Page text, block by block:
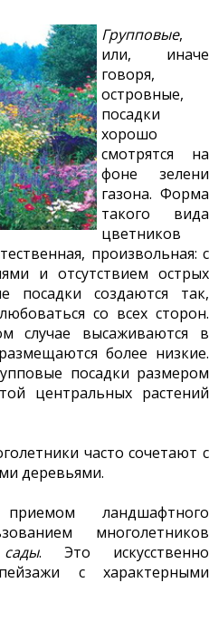
Групповые,
или, иначе
говоря,
островные,
посадки
хорошо
смотрятся на
фоне зелени
газона. Форма
такого вида
цветников
произвольная: с
и отсутствием острых
посадки создаются так,
со всех сторон.
случае высаживаются в
более низкие.
посадки размером
центральных растений
часто сочетают с
деревьями.
ландшафтного
многолетников
. Это искусственно
с характерными